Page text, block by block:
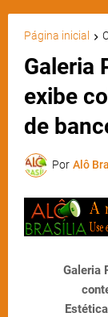
Página inicial
Galeria
exibe
de
Por Alô
Galeria